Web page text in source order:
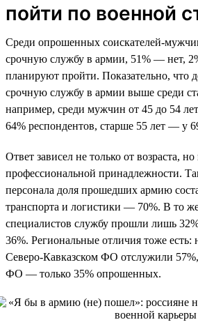
пойти по военной
Среди опрошенных соискателей-
срочную службу в армии, 51% — нет,
планируют пройти. Показательно, что
срочную службу в армии выше среди
например, среди мужчин от 45 до 54
64% респондентов, старше 55 лет — у
Ответ зависел не только от возраста, но
профессиональной принадлежности.
персонала доля прошедших армию
транспорта и логистики — 70%. В то
специалистов службу прошли лишь
36%. Региональные отличия тоже
Северо-Кавказском ФО отслужили
ФО — только 35% опрошенных.